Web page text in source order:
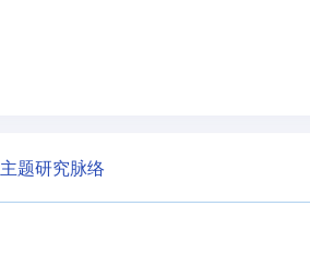
主题研究脉络